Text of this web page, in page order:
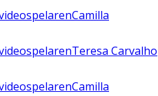
Camilla
Teresa Carvalho
Camilla